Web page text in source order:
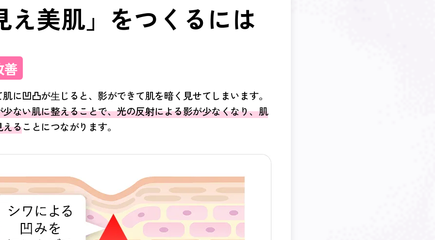
え美肌」をつくるには
に凹凸が⽣じると、影ができて肌を暗く見せてしまいます。
ない肌に整えることで、光の反射による影が少なくなり、肌
えることにつながります。